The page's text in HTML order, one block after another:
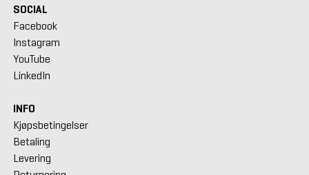
SOCIAL
Facebook
Instagram
YouTube
LinkedIn
INFO
Kjøpsbetingelser
Betaling
Levering